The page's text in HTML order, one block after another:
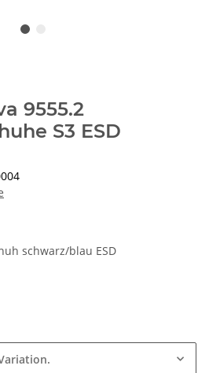
9555.2
S3 ESD
schwarz/blau ESD